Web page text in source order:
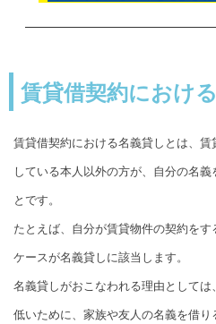
賃貸借契約におけ
賃貸借契約における名義貸しとは、
している本人以外の方が、自分の名
とです。
たとえば、自分が賃貸物件の契約を
ケースが名義貸しに該当します。
名義貸しがおこなわれる理由として
低いために、家族や友人の名義を借り